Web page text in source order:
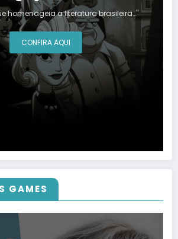
homenageia a literatura brasileira…"
CONFIRA AQUI
GAMES